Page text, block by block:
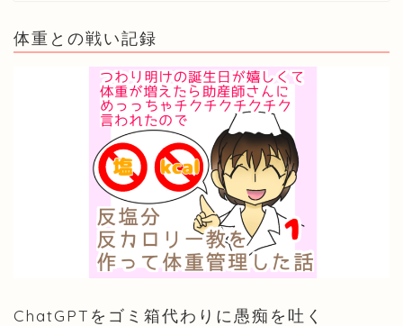
体重との戦い記録
ChatGPTをゴミ箱代わりに愚痴を吐く